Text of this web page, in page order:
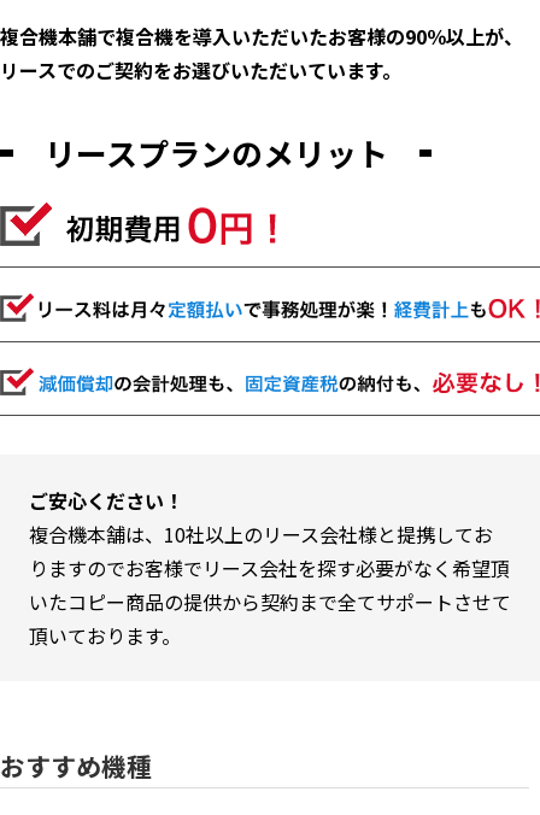
複合機本舗で複合機を導入いただいたお客様の90％以上が、
リースでのご契約をお選びいただいています。
リースプランのメリット
ご安心ください！
複合機本舗は、10社以上のリース会社様と提携してお
りますのでお客様でリース会社を探す必要がなく希望頂
いたコピー商品の提供から契約まで全てサポートさせて
頂いております。
おすすめ機種